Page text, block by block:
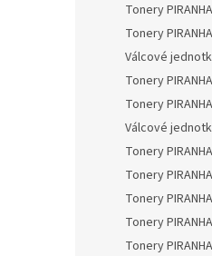
Tonery
Tonery
Válcové
Tonery
Tonery
Válcové
Tonery
Tonery
Tonery
Tonery
Tonery